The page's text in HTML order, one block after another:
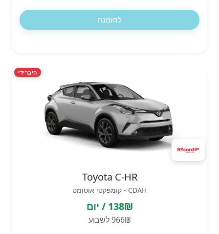
להזמנה
היברידי
Toyota C-HR
CDAH - קומפקטי אוטומט
138₪ / יום
966₪ לשבוע